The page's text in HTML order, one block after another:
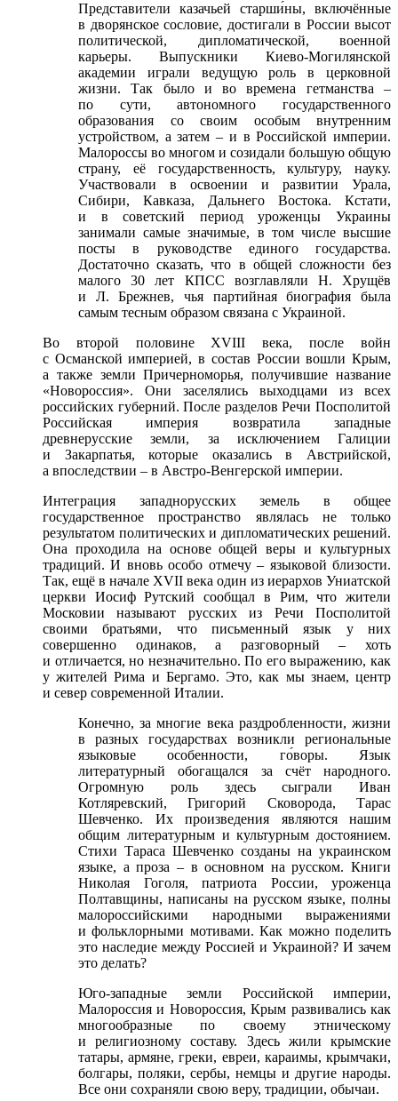
Представители казачьей старши́ны, включённые
в дворянское сословие, достигали в России высот
политической, дипломатической, военной
карьеры. Выпускники Киево-Могилянской
академии играли ведущую роль в церковной
жизни. Так было и во времена гетманства –
по сути, автономного государственного
образования со своим особым внутренним
устройством, а затем – и в Российской империи.
Малороссы во многом и созидали большую общую
страну, её государственность, культуру, науку.
Участвовали в освоении и развитии Урала,
Сибири, Кавказа, Дальнего Востока. Кстати,
и в советский период уроженцы Украины
занимали самые значимые, в том числе высшие
посты в руководстве единого государства.
Достаточно сказать, что в общей сложности без
малого 30 лет КПСС возглавляли Н. Хрущёв
и Л. Брежнев, чья партийная биография была
самым тесным образом связана с Украиной.
Во второй половине XVIII века, после войн
с Османской империей, в состав России вошли Крым,
а также земли Причерноморья, получившие название
«Новороссия». Они заселялись выходцами из всех
российских губерний. После разделов Речи Посполитой
Российская империя возвратила западные
древнерусские земли, за исключением Галиции
и Закарпатья, которые оказались в Австрийской,
а впоследствии – в Австро-Венгерской империи.
Интеграция западнорусских земель в общее
государственное пространство являлась не только
результатом политических и дипломатических решений.
Она проходила на основе общей веры и культурных
традиций. И вновь особо отмечу – языковой близости.
Так, ещё в начале XVII века один из иерархов Униатской
церкви Иосиф Рутский сообщал в Рим, что жители
Московии называют русских из Речи Посполитой
своими братьями, что письменный язык у них
совершенно одинаков, а разговорный – хоть
и отличается, но незначительно. По его выражению, как
у жителей Рима и Бергамо. Это, как мы знаем, центр
и север современной Италии.
Конечно, за многие века раздробленности, жизни
в разных государствах возникли региональные
языковые особенности, го́воры. Язык
литературный обогащался за счёт народного.
Огромную роль здесь сыграли Иван
Котляревский, Григорий Сковорода, Тарас
Шевченко. Их произведения являются нашим
общим литературным и культурным достоянием.
Стихи Тараса Шевченко созданы на украинском
языке, а проза – в основном на русском. Книги
Николая Гоголя, патриота России, уроженца
Полтавщины, написаны на русском языке, полны
малороссийскими народными выражениями
и фольклорными мотивами. Как можно поделить
это наследие между Россией и Украиной? И зачем
это делать?
Юго-западные земли Российской империи,
Малороссия и Новороссия, Крым развивались как
многообразные по своему этническому
и религиозному составу. Здесь жили крымские
татары, армяне, греки, евреи, караимы, крымчаки,
болгары, поляки, сербы, немцы и другие народы.
Все они сохраняли свою веру, традиции, обычаи.